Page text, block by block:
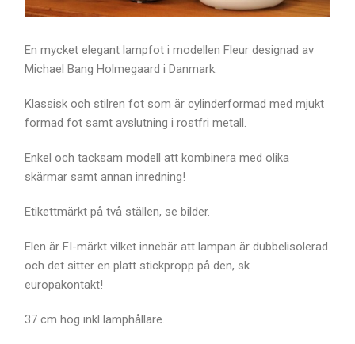
En mycket elegant lampfot i modellen Fleur designad av
Michael Bang Holmegaard i Danmark.
Klassisk och stilren fot som är cylinderformad med mjukt
formad fot samt avslutning i rostfri metall.
Enkel och tacksam modell att kombinera med olika
skärmar samt annan inredning!
Etikettmärkt på två ställen, se bilder.
Elen är FI-märkt vilket innebär att lampan är dubbelisolerad
och det sitter en platt stickpropp på den, sk
europakontakt!
37 cm hög inkl lamphållare.